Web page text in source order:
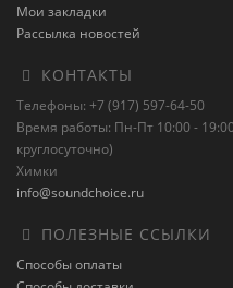
Мои закладки
Рассылка новостей
КОНТАКТЫ
Телефоны: +7 (917) 597-64-50
Время работы: Пн-Пт 10:00 -
круглосуточно)
Химки
info@soundchoice.ru
ПОЛЕЗНЫЕ ССЫЛКИ
Способы оплаты